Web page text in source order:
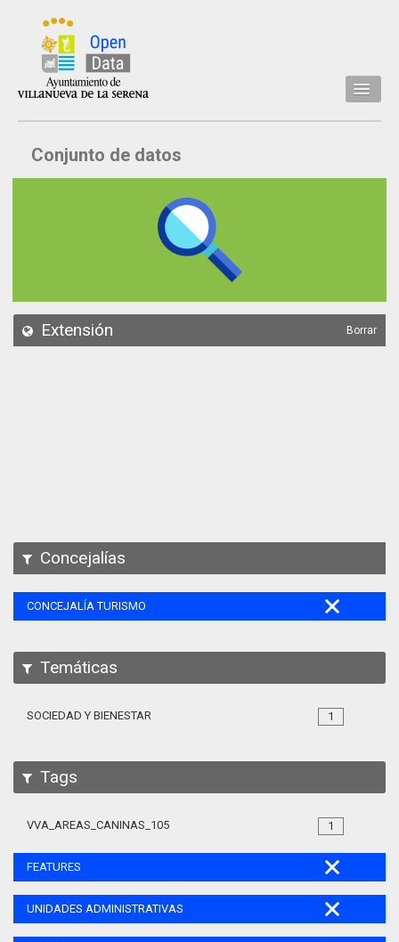
Inicio
Datos
API
Conjunto de datos
Extensión Borrar
Concejalías
CONCEJALÍA TURISMO
Temáticas
1
SOCIEDAD Y BIENESTAR
Tags
1
VVA_AREAS_CANINAS_105
FEATURES
UNIDADES ADMINISTRATIVAS